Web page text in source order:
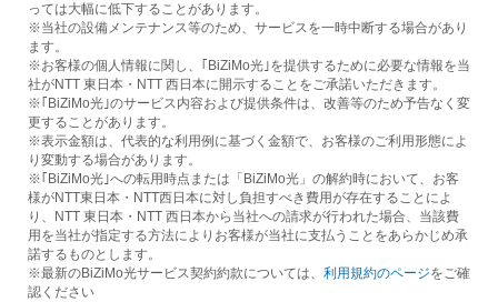
っては大幅に低下することがあります。
※当社の設備メンテナンス等のため、サービスを一時中断する場合があり
ます。
※お客様の個人情報に関し、｢BiZiMo光｣を提供するために必要な情報を当
社がNTT 東日本・NTT 西日本に開示することをご承諾いただきます。
※｢BiZiMo光｣のサービス内容および提供条件は、改善等のため予告なく変
更することがあります。
※表示金額は、代表的な利用例に基づく金額で、お客様のご利用形態によ
り変動する場合があります。
※｢BiZiMo光｣への転用時点または「BiZiMo光」の解約時において、お客
様がNTT東日本・NTT西日本に対し負担すべき費用が存在することによ
り、NTT 東日本・NTT 西日本から当社への請求が行われた場合、当該費
用を当社が指定する方法によりお客様が当社に支払うことをあらかじめ承
諾するものとします。
※最新のBiZiMo光サービス契約約款については、 利用規約のページをご確
認ください